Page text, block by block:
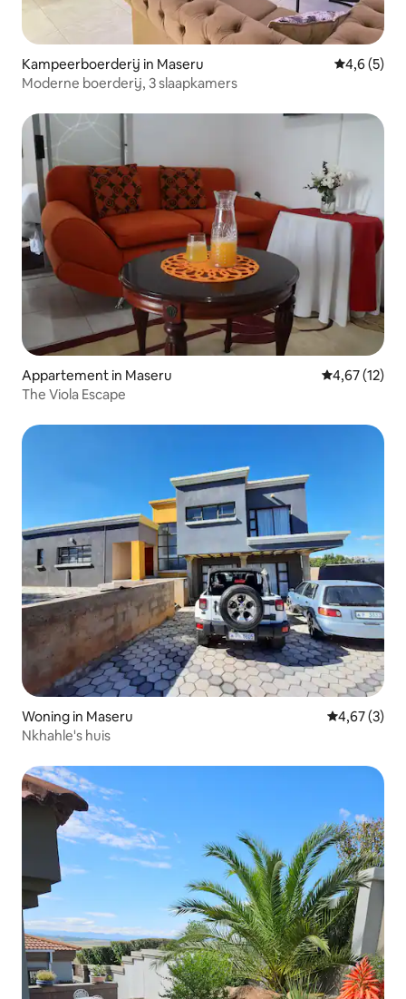
Kampeerboerderij in Maseru
4,6 (5)
Moderne boerderij, 3 slaapkamers
Appartement in Maseru Gemiddelde
4,67 (12)
The Viola Escape
Woning in Maseru
4,67 (3)
Nkhahle's huis